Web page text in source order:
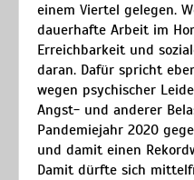
einem Viertel gelegen.
dauerhafte Arbeit im
Erreichbarkeit und
daran. Dafür spricht
wegen psychischer
Angst- und anderer
Pandemiejahr 2020
und damit einen
Damit dürfte sich